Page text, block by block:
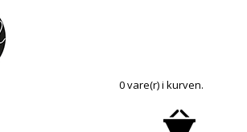
0 vare(r) i kurven.